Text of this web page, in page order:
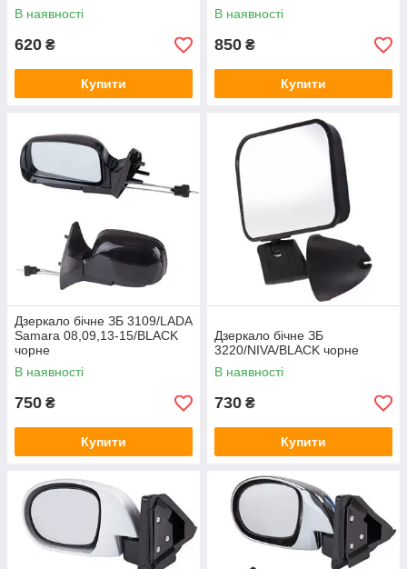
В наявності
620 ₴
Купити
В наявності
850 ₴
Купити
Дзеркало бічне ЗБ 3109/LADA
Samara 08,09,13-15/BLACK
чорне
В наявності
750 ₴
Купити
Дзеркало бічне ЗБ
3220/NIVA/BLACK чорне
В наявності
730 ₴
Купити